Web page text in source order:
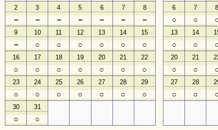
い
ち
ょ
う
並
木
子
ど
も
向
け
イ
2
－
3
－
4
－
5
－
6
－
7
－
8
－
9
－
10
○
11
○
12
○
13
○
14
○
15
○
16
○
17
○
18
○
19
○
20
○
21
○
22
○
23
○
24
○
25
○
26
○
27
○
28
○
29
○
30
○
31
○
6
○
7
○
13
○
14
○
20
○
21
○
27
○
28
○